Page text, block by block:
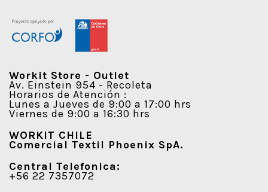
Workit Store - Outlet
Av. Einstein 954 - Recoleta
Horarios de Atención :
Lunes a Jueves de 9:00 a 17:00 hrs
Viernes de 9:00 a 16:30 hrs
WORKIT CHILE
Comercial Textil Phoenix SpA.
Central Telefonica:
+56 22 7357072